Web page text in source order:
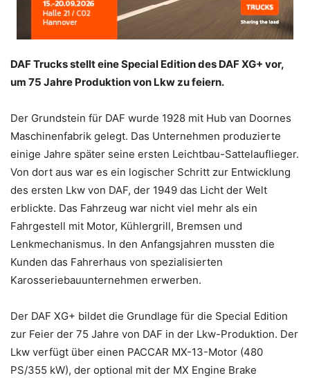
DAF Trucks stellt eine Special Edition des DAF XG+ vor,
um 75 Jahre Produktion von Lkw zu feiern.
Der Grundstein für DAF wurde 1928 mit Hub van Doornes
Maschinenfabrik gelegt. Das Unternehmen produzierte
einige Jahre später seine ersten Leichtbau-Sattelauflieger.
Von dort aus war es ein logischer Schritt zur Entwicklung
des ersten Lkw von DAF, der 1949 das Licht der Welt
erblickte. Das Fahrzeug war nicht viel mehr als ein
Fahrgestell mit Motor, Kühlergrill, Bremsen und
Lenkmechanismus. In den Anfangsjahren mussten die
Kunden das Fahrerhaus von spezialisierten
Karosseriebauunternehmen erwerben.
Der DAF XG+ bildet die Grundlage für die Special Edition
zur Feier der 75 Jahre von DAF in der Lkw-Produktion. Der
Lkw verfügt über einen PACCAR MX-13-Motor (480
PS/355 kW), der optional mit der MX Engine Brake